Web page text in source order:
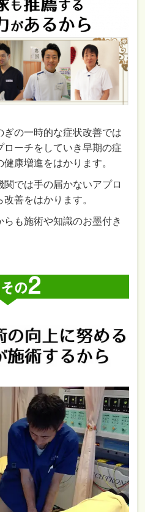
の一時的な症状改善では
ーチをしていき早期の症
康増進をはかります。
では手の届かないアプロ
善をはかります。
も施術や知識のお墨付き